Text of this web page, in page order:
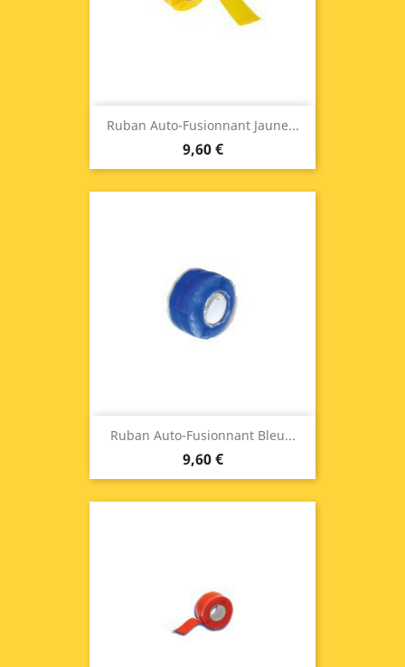
Ruban Auto-Fusionnant Jaune...
9,60 €
Ruban Auto-Fusionnant Bleu...
9,60 €